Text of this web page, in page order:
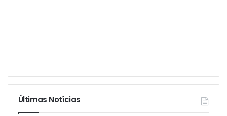
Últimas Notícias